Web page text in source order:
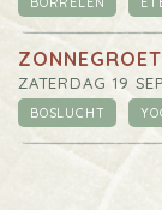
ZATERDAG 19
BOSLUCHT